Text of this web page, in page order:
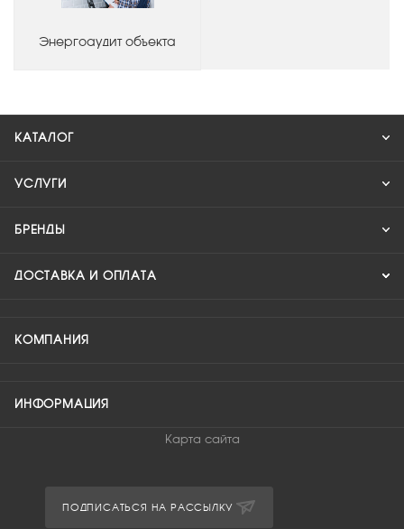
Энергоаудит объекта
КАТАЛОГ
УСЛУГИ
БРЕНДЫ
ДОСТАВКА И ОПЛАТА
КОМПАНИЯ
ИНФОРМАЦИЯ
Карта сайта
ПОДПИСАТЬСЯ НА РАССЫЛКУ